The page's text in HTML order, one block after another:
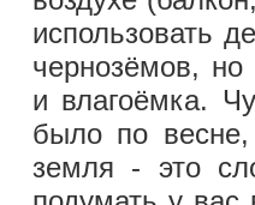
использовать
чернозёмов, но
и влагоёмка.
было по
земля - это